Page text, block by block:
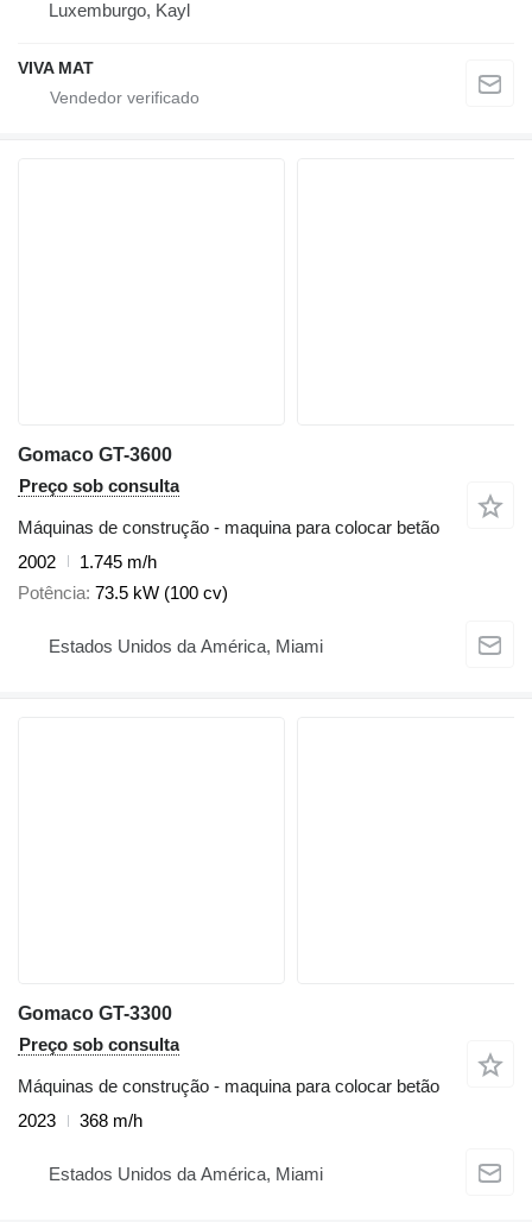
Luxemburgo, Kayl
VIVA MAT
Gomaco GT-3600
Preço sob consulta
Máquinas de construção - maquina para colocar betão
2002
1.745 m/h
Potência 73.5 kW (100 cv)
Estados Unidos da América, Miami
Gomaco GT-3300
Preço sob consulta
Máquinas de construção - maquina para colocar betão
2023
368 m/h
Estados Unidos da América, Miami